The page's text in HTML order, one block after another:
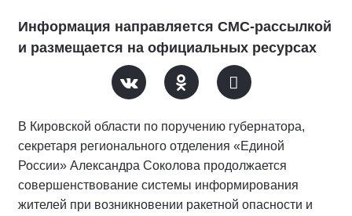
Информация направляется СМС-рассылкой
и размещается на официальных ресурсах
В Кировской области по поручению губернатора,
секретаря регионального отделения «Единой
России» Александра Соколова продолжается
совершенствование системы информирования
жителей при возникновении ракетной опасности и